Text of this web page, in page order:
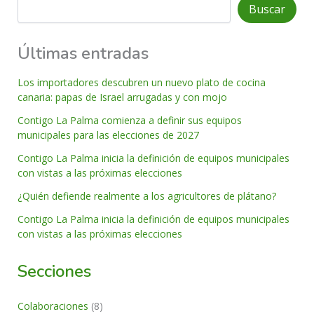
Buscar
Últimas entradas
Los importadores descubren un nuevo plato de cocina
canaria: papas de Israel arrugadas y con mojo
Contigo La Palma comienza a definir sus equipos
municipales para las elecciones de 2027
Contigo La Palma inicia la definición de equipos municipales
con vistas a las próximas elecciones
¿Quién defiende realmente a los agricultores de plátano?
Contigo La Palma inicia la definición de equipos municipales
con vistas a las próximas elecciones
Secciones
Colaboraciones (8)